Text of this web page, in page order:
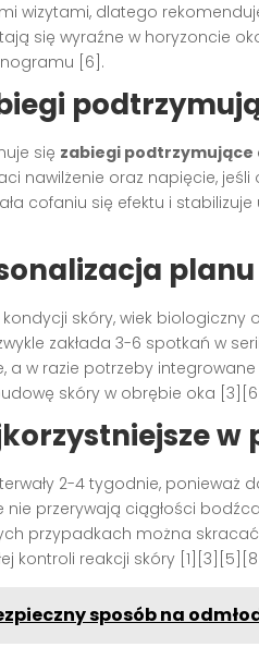
wizytami, dlatego
się wyraźne w horyzoncie
[6].
się zabiegi podtrzymujące
nawilżenie oraz napięcie, jeśli
cofaniu się efektu i
skóry, wiek biologiczny
zakłada 3-6 spotkań w
a w razie potrzeby
skóry w obrębie oka
w
2-4 tygodnie, ponieważ
przerywają ciągłości
przypadkach można skracać
kontroli reakcji skóry
sposób na